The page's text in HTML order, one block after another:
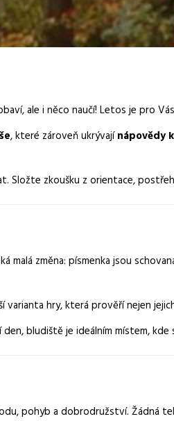
ale i něco naučí! Letos je pro
, které zároveň ukrývajínápovědy
Složte zkoušku z orientace,
změna: písmenka jsou
varianta hry, která prověří nejen
bludiště je ideálním místem,
pohyb a dobrodružství. Žádná